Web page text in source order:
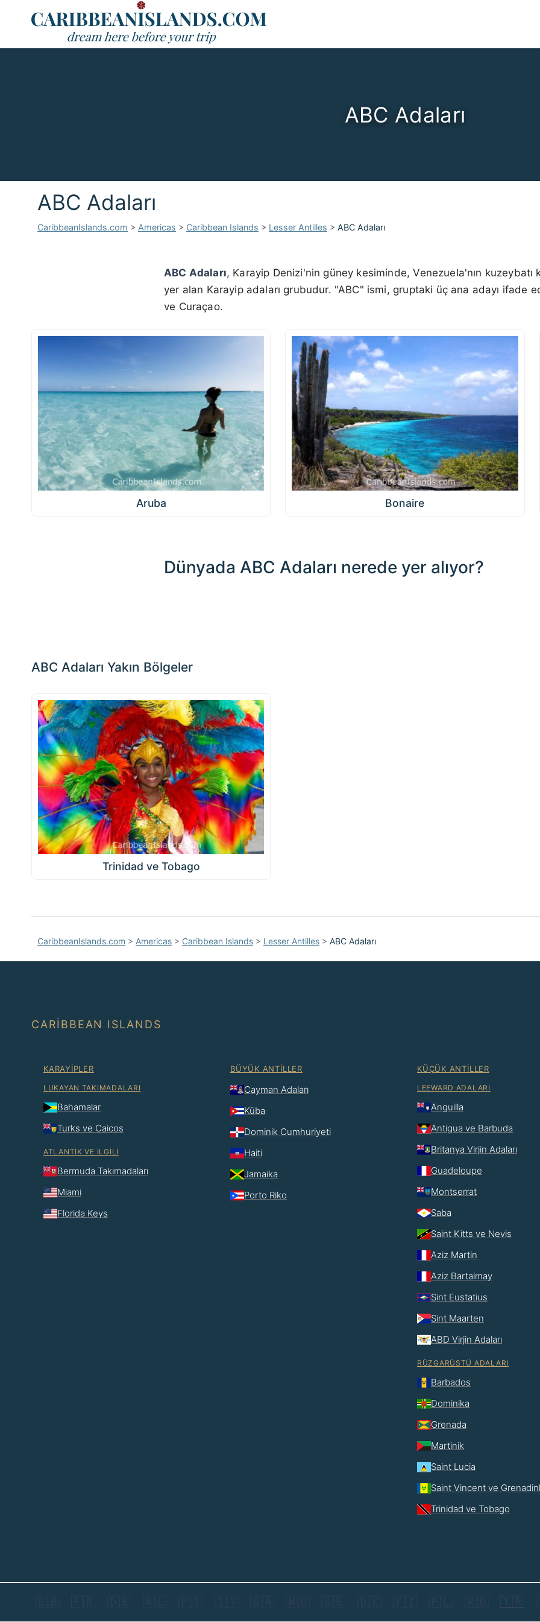
ABC Adaları
ABC Adaları
CaribbeanIslands.com > Americas > Caribbean Islands > Lesser Antilles > ABC Adaları
ABC Adaları, Karayip Denizi'nin güney kesiminde, Venezuela'nın kuzeybatı
yer alan Karayip adaları grubudur. "ABC" ismi, gruptaki üç ana adayı ifade
ve Curaçao.
Aruba Bonaire
Dünyada ABC Adaları nerede yer alıyor?
1000 km / 621.4 mi
ABC Adaları Yakın Bölgeler
Trinidad ve Tobago
CaribbeanIslands.com > Americas > Caribbean Islands > Lesser Antilles > ABC Adaları
CARIBBEAN ISLANDS
KARAYIPLER
LUKAYAN TAKIMADALARI
Bahamalar
Turks ve Caicos
ATLANTIK VE İLGILI
Bermuda Takımadaları
Miami
Florida Keys
BÜYÜK ANTILLER
Cayman Adaları
Küba
Dominik Cumhuriyeti
Haiti
Jamaika
Porto Riko
KÜÇÜK ANTILLER
LEEWARD ADALARI
Anguilla
Antigua ve Barbuda
Britanya Virjin Adaları
Guadeloupe
Montserrat
Saba
Saint Kitts ve Nevis
Aziz Martin
Aziz Bartalmay
Sint Eustatius
Sint Maarten
ABD Virjin Adaları
RÜZGARÜSTÜ ADALARI
Barbados
Dominika
Grenada
Martinik
Saint Lucia
Saint Vincent ve
Trinidad ve Tobago
🇬🇧 🇫🇷 🇩🇪 🇳🇱 🇵🇹 🇮🇹 🇸🇦 🇳🇴 🇸🇪 🇩🇰 🇫🇮 🇵🇱 🇷🇺 🇹🇷